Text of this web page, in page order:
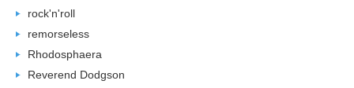
rock'n'roll
remorseless
Rhodosphaera
Reverend Dodgson